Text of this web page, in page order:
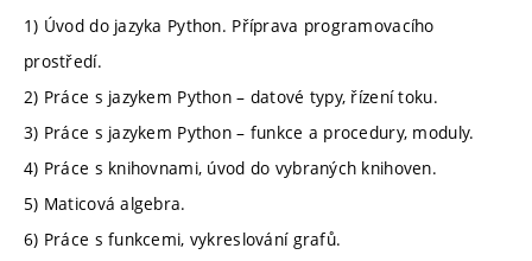
1) Úvod do jazyka Python. Příprava programovacího
prostředí.
2) Práce s jazykem Python – datové typy, řízení toku.
3) Práce s jazykem Python – funkce a procedury, moduly.
4) Práce s knihovnami, úvod do vybraných knihoven.
5) Maticová algebra.
6) Práce s funkcemi, vykreslování grafů.